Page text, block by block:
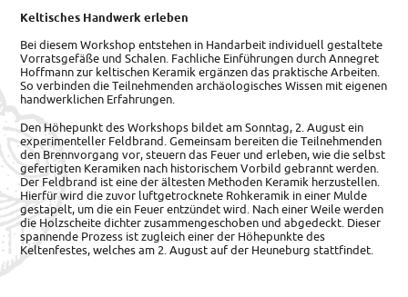
Keltisches Handwerk erleben
Bei diesem Workshop entstehen in Handarbeit individuell gestaltete
Vorratsgefäße und Schalen. Fachliche Einführungen durch Annegret
Hoffmann zur keltischen Keramik ergänzen das praktische Arbeiten.
So verbinden die Teilnehmenden archäologisches Wissen mit eigenen
handwerklichen Erfahrungen.
Den Höhepunkt des Workshops bildet am Sonntag, 2. August ein
experimenteller Feldbrand. Gemeinsam bereiten die Teilnehmenden
den Brennvorgang vor, steuern das Feuer und erleben, wie die selbst
gefertigten Keramiken nach historischem Vorbild gebrannt werden.
Der Feldbrand ist eine der ältesten Methoden Keramik herzustellen.
Hierfür wird die zuvor luftgetrocknete Rohkeramik in einer Mulde
gestapelt, um die ein Feuer entzündet wird. Nach einer Weile werden
die Holzscheite dichter zusammengeschoben und abgedeckt. Dieser
spannende Prozess ist zugleich einer der Höhepunkte des
Keltenfestes, welches am 2. August auf der Heuneburg stattfindet.